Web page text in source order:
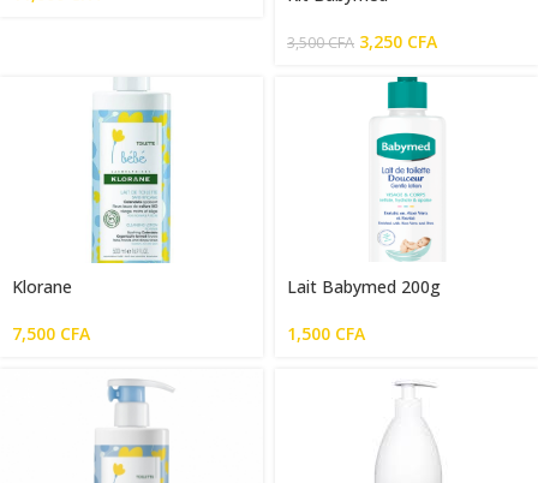
3,500CFA 3,250 CFA
Klorane
7,500 CFA
Lait Babymed 200g
1,500 CFA